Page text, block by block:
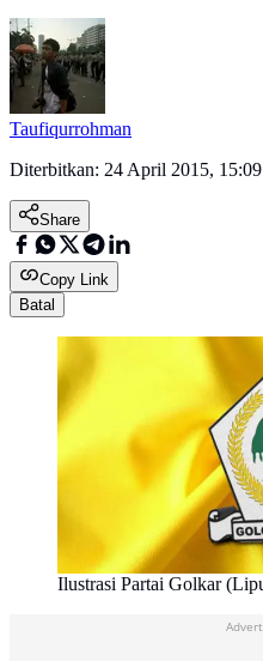
Taufiqurrohman
Diterbitkan: 24 April 2015,
Share
Copy Link
Batal
Ilustrasi Partai Golkar